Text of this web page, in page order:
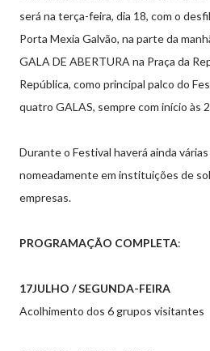
será na terça-feira, dia 18, com o
Porta Mexia Galvão, na parte da
GALA DE ABERTURA na Praça da
República, como principal palco do
quatro GALAS, sempre com início às
Durante o Festival haverá ainda
nomeadamente em instituições de
empresas.
PROGRAMAÇÃO COMPLETA:
17JULHO / SEGUNDA-FEIRA
Acolhimento dos 6 grupos visitantes